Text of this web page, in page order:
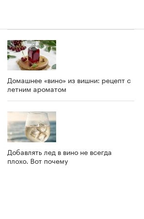
Домашнее «вино» из вишни: рецепт с
летним ароматом
Добавлять лед в вино не всегда
плохо. Вот почему